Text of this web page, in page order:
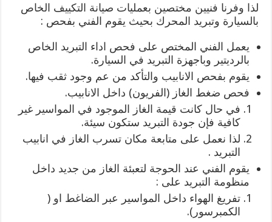
لذا وفرنا فنيين مختصين بعمليات صيانة التكييف الخاص
بالسيارة وتبريد المحرك بحيث يقوم الفني بفحص :
يعمل الفني المختص على فحص اداء التبريد الخاص
بالرديتير وباجهزة التبريد في السيارة.
يقوم بفحص الانابيب والتأكد من عم وجود ثقب فيها.
فحص ضغط الغاز (الفريون) داخل الانابيب.
في حال كانت قيمة الغاز الموجود في المواسير غير
كافية فإن جودة التبريد ستكون سيئة.
لذا نعمل على متابعة مكان تسرب الغاز في انابيب
التبريد .
يقوم الفني عند الحوجة لتعبئة الغاز من جديد داخل
منظومة التبريد على :
تفريغ الهواء داخل المواسير عبر الضاغط او (
الكمبرسور).